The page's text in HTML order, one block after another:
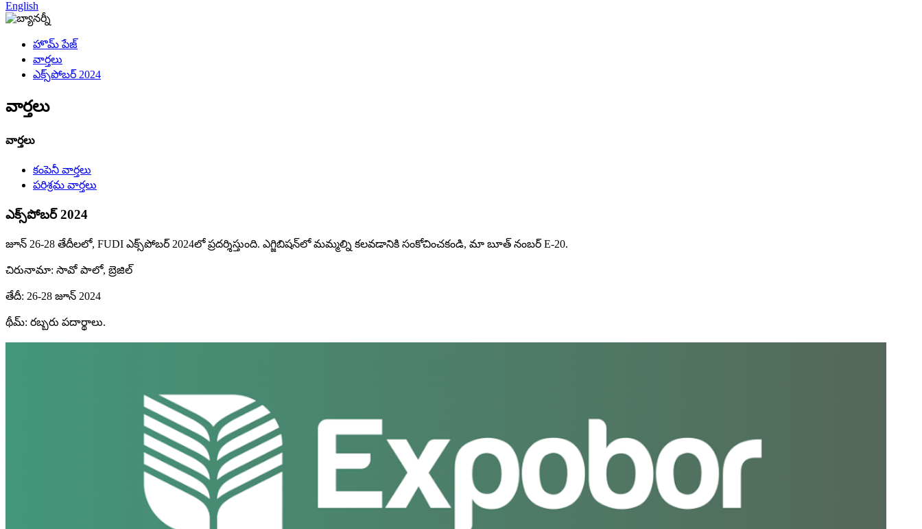
English
హొమ్ పేజ్
వార్తలు
ఎక్స్‌పోబర్ 2024
వార్తలు
వార్తలు
కంపెనీ వార్తలు
పరిశ్రమ వార్తలు
ఎక్స్‌పోబర్ 2024
జూన్ 26-28 తేదీలలో, FUDI ఎక్స్‌పోబర్ 2024లో ప్రదర్శిస్తుంది. ఎగ్జిబిషన్‌లో మమ్మల్ని కలవడానికి సంకోచించకండి, మా బూత్ నంబర్ E-20.
చిరునామా: సావో పాలో, బ్రెజిల్
తేదీ: 26-28 జూన్ 2024
థీమ్: రబ్బరు పదార్థాలు.